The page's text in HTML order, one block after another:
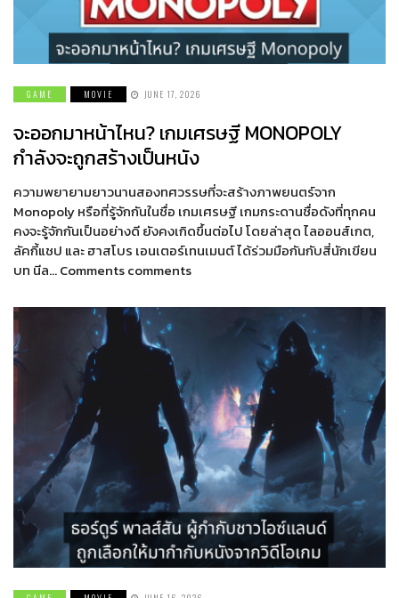
GAME MOVIE JUNE 17, 2026
จะออกมาหน้าไหน? เกมเศรษฐี MONOPOLY
กำลังจะถูกสร้างเป็นหนัง
ความพยายามยาวนานสองทศวรรษที่จะสร้างภาพยนตร์จาก
Monopoly หรือที่รู้จักกันในชื่อ เกมเศรษฐี เกมกระดานชื่อดังที่ทุกคน
คงจะรู้จักกันเป็นอย่างดี ยังคงเกิดขึ้นต่อไป โดยล่าสุด ไลออนส์เกต,
ลัคกี้แชป และ ฮาสโบร เอนเตอร์เทนเมนต์ ได้ร่วมมือกันกับสี่นักเขียน
บท นีล… Comments comments